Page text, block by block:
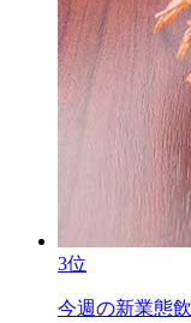
3位
今週の新業態